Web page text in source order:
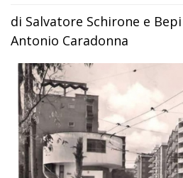
di Salvatore Schirone e
Antonio Caradonna